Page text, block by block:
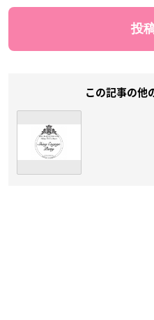
この記事の他